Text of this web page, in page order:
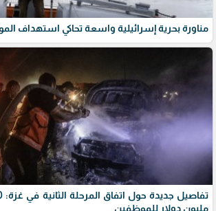
مناورة بحرية إسرائيلية واسعة تحاكي استهداف
مليون دولار للموظفين